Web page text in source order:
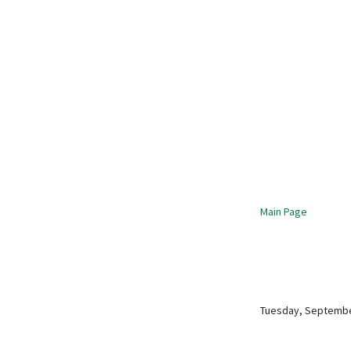
Main Page
Tuesday,